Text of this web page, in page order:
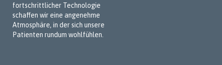
fortschrittlicher Technologie
schaffen wir eine angenehme
Atmosphäre, in der sich unsere
Patienten rundum wohlfühlen.